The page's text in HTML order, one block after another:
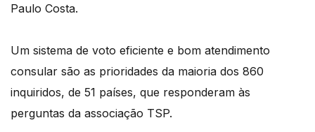
Paulo Costa.
Um sistema de voto eficiente e bom atendimento
consular são as prioridades da maioria dos 860
inquiridos, de 51 países, que responderam às
perguntas da associação TSP.